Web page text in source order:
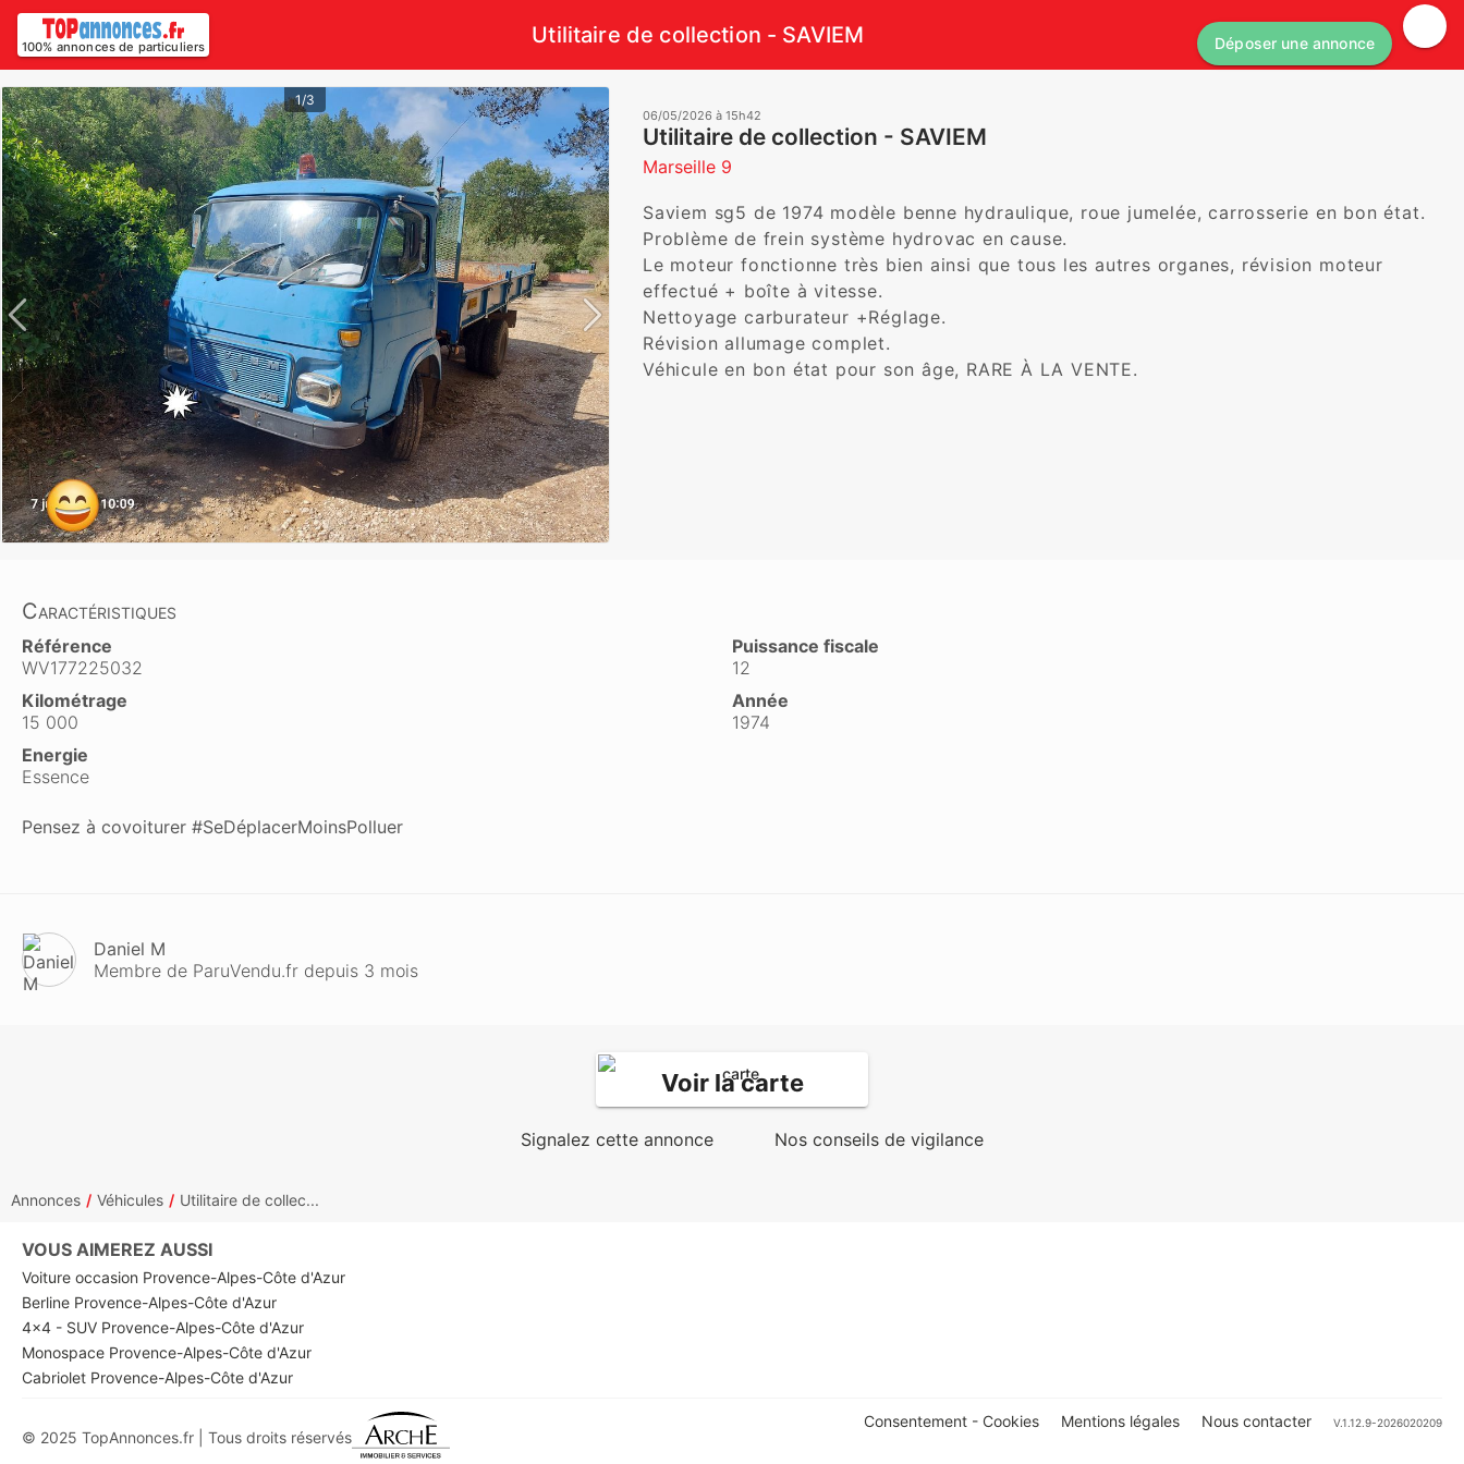
100% annonces de particuliers Utilitaire de collection - SAVIEM Déposer une annonce
1/3
06/05/2026 à 15h42
Utilitaire de collection - SAVIEM
Marseille 9
Saviem sg5 de 1974 modèle benne hydraulique, roue jumelée, carrosserie en bon état.
Problème de frein système hydrovac en cause.
Le moteur fonctionne très bien ainsi que tous les autres organes, révision moteur
effectué + boîte à vitesse.
Nettoyage carburateur +Réglage.
Révision allumage complet.
Véhicule en bon état pour son âge, RARE À LA VENTE.
Caractéristiques
Référence
WV177225032
Puissance fiscale
12
Kilométrage
15 000
Année
1974
Energie
Essence
Pensez à covoiturer #SeDéplacerMoinsPolluer
Daniel M
Membre de ParuVendu.fr depuis 3 mois
Voir la carte
Signalez cette annonce Nos conseils de vigilance
Annonces Véhicules Utilitaire de collec...
VOUS AIMEREZ AUSSI
Voiture occasion Provence-Alpes-Côte d'Azur
Berline Provence-Alpes-Côte d'Azur
4x4 - SUV Provence-Alpes-Côte d'Azur
Monospace Provence-Alpes-Côte d'Azur
Cabriolet Provence-Alpes-Côte d'Azur
© 2025 TopAnnonces.fr | Tous droits réservés
Consentement - Cookies Mentions légales Nous contacter V.1.12.9-2026020209